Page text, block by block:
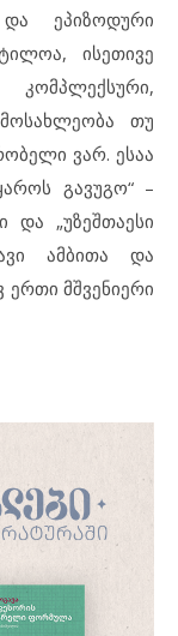
ეპიზოდური
ისეთივე
თუ
ვარ. ესაა
გავუგო“ –
და „უზეშთაესი
ამბითა და
ერთი მშვენიერი